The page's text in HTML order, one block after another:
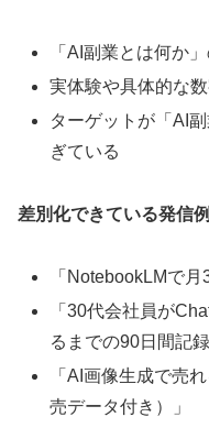
「AI副業とは何か
実体験や具体的な
ターゲットが「AI
ぎている
差別化できている発信例
「NotebookLMで
「30代会社員が
るまでの90日間記録
「AI画像生成で売
売データ付き）」